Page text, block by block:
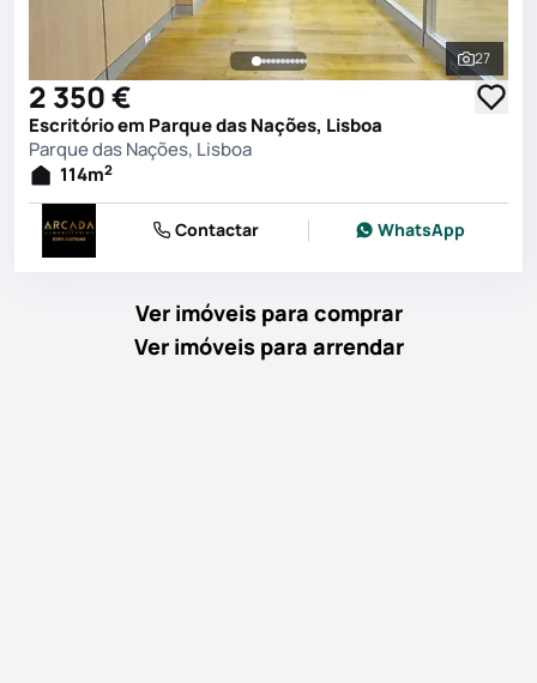
Ver
27
2 350 €
Escritório em Parque das Nações, Lisboa
Parque das Nações, Lisboa
114m2
Contactar WhatsApp
Ver imóveis para comprar
Ver imóveis para arrendar